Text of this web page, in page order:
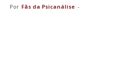
Por Fãs da Psicanálise -